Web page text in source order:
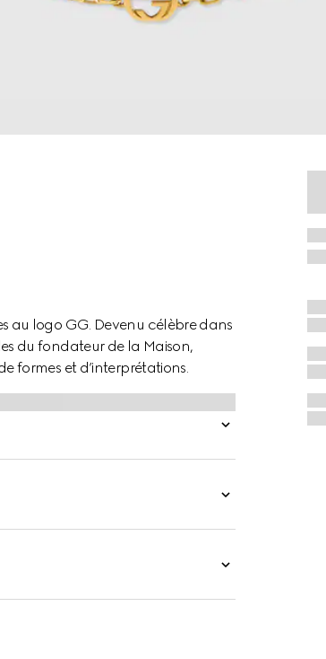
au logo GG. Devenu célèbre dans
du fondateur de la Maison,
formes et d’interprétations.